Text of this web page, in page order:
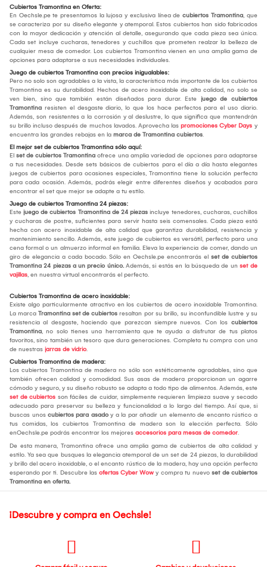
Cubiertos Tramontina en Oferta:
En Oechsle.pe te presentamos la lujosa y exclusiva línea de cubiertos Tramontina, que
se caracteriza por su diseño elegante y atemporal. Estos cubiertos han sido fabricados
con la mayor dedicación y atención al detalle, asegurando que cada pieza sea única.
Cada set incluye cucharas, tenedores y cuchillos que prometen realzar la belleza de
cualquier mesa de comedor. Los cubiertos Tramontina vienen en una amplia gama de
opciones para adaptarse a sus necesidades individuales.
Juego de cubiertos Tramontina con precios inigualables:
Pero no solo son agradables a la vista, la característica más importante de los cubiertos
Tramontina es su durabilidad. Hechos de acero inoxidable de alta calidad, no solo se
ven bien, sino que también están diseñados para durar. Este juego de cubiertos
Tramontina resisten el desgaste diario, lo que los hace perfectos para el uso diario.
Además, son resistentes a la corrosión y al deslustre, lo que significa que mantendrán
su brillo incluso después de muchos lavados. Aprovecha las promociones Cyber Days y
encuentra las grandes rebajas en la marca de Tramontina cubiertos.
El mejor set de cubiertos Tramontina sólo aquí:
El set de cubiertos Tramontina ofrece una amplia variedad de opciones para adaptarse
a tus necesidades. Desde sets básicos de cubiertos para el día a día hasta elegantes
juegos de cubiertos para ocasiones especiales, Tramontina tiene la solución perfecta
para cada ocasión. Además, podrás elegir entre diferentes diseños y acabados para
encontrar el set que mejor se adapte a tu estilo.
Juego de cubiertos Tramontina 24 piezas:
Este juego de cubiertos Tramontina de 24 piezas incluye tenedores, cucharas, cuchillos
y cucharas de postre, suficientes para servir hasta seis comensales. Cada pieza está
hecha con acero inoxidable de alta calidad que garantiza durabilidad, resistencia y
mantenimiento sencillo. Además, este juego de cubiertos es versátil, perfecto para una
cena formal o un almuerzo informal en familia. Eleva la experiencia de comer, dando un
giro de elegancia a cada bocado. Sólo en Oechsle.pe encontrarás el set de cubiertos
Tramontina 24 piezas a un precio único. Además, si estás en la búsqueda de un set de
vajillas, en nuestra virtual encontrarás el perfecto.
Cubiertos Tramontina de acero inoxidable:
Existe algo particularmente atractivo en los cubiertos de acero inoxidable Tramontina.
La marca Tramontina set de cubiertos resaltan por su brillo, su inconfundible lustre y su
resistencia al desgaste, haciendo que parezcan siempre nuevos. Con los cubiertos
Tramontina, no solo tienes una herramienta que te ayuda a disfrutar de tus platos
favoritos, sino también un tesoro que dura generaciones. Completa tu compra con una
de nuestras jarras de vidrio.
Cubiertos Tramontina de madera:
Los cubiertos Tramontina de madera no sólo son estéticamente agradables, sino que
también ofrecen calidad y comodidad. Sus asas de madera proporcionan un agarre
cómodo y seguro, y su diseño robusto se adapta a todo tipo de alimentos. Además, este
set de cubiertos son fáciles de cuidar, simplemente requieren limpieza suave y secado
adecuado para preservar su belleza y funcionalidad a lo largo del tiempo. Así que, si
buscas unos cubiertos para asado y a la par añadir un elemento de encanto rústico a
tus comidas, los cubiertos Tramontina de madera son la elección perfecta. Sólo
enOechsle.pe podrás encontrar los mejores accesorios para mesas de comedor.
De esta manera, Tramontina ofrece una amplia gama de cubiertos de alta calidad y
estilo. Ya sea que busques la elegancia atemporal de un set de 24 piezas, la durabilidad
y brillo del acero inoxidable, o el encanto rústico de la madera, hay una opción perfecta
esperando por ti. Descubre las ofertas Cyber Wow y compra tu nuevo set de cubiertos
Tramontina en oferta.
¡Descubre y compra en Oechsle!